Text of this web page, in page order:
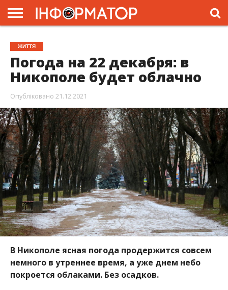
ГОЛОВНА
ЖИТТЯ
ВЛАДА
ГРОШІ
ТРЕШ
ПРЕС-
РЕЛІЗИ
РЕКЛАМА
ПРОЕКТИ
ЖИТТЯ
Погода на 22 декабря: в
Никополе будет облачно
Опубліковано 21.12.2021
В Никополе ясная погода продержится совсем
немного в утреннее время, а уже днем небо
покроется облаками. Без осадков.